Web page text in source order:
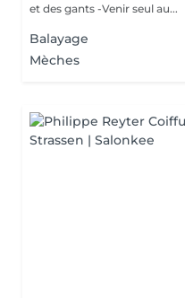
et des gants -Venir seul au...
Balayage
Mèches